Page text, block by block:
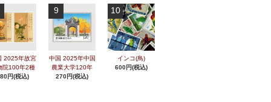
2025年故宮
院100年2種
円(税込)
9
中国 2025年中国
農業大学120年
270円(税込)
10
インコ(鳥)
600円(税込)